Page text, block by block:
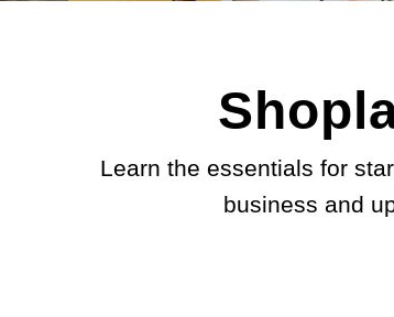
Learn the essentials for
business and